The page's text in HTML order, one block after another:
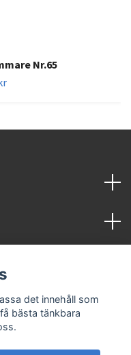
Nr.65
det innehåll som
bästa tänkbara